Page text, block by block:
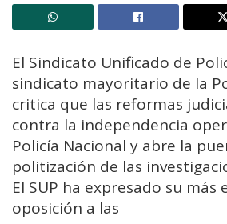
El Sindicato Unificado de
sindicato mayoritario de la
critica que las reformas
contra la independencia
Policía Nacional y abre la
politización de las
El SUP ha expresado su más
oposición a las